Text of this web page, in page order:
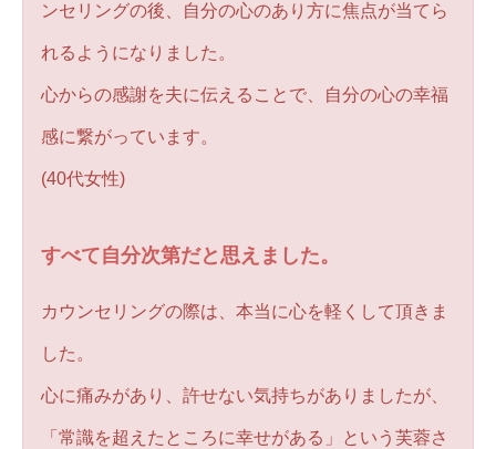
ンセリングの後、自分の心のあり方に焦点が当てら
れるようになりました。
心からの感謝を夫に伝えることで、自分の心の幸福
感に繋がっています。
(40代女性)
すべて自分次第だと思えました。
カウンセリングの際は、本当に心を軽くして頂きま
した。
心に痛みがあり、許せない気持ちがありましたが、
「常識を超えたところに幸せがある」という芙蓉さ